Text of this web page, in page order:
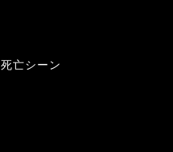
亡シーン